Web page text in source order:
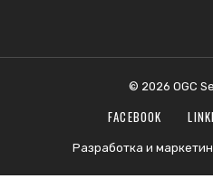
© 2026 OGC
FACEBOOK
Разработка и